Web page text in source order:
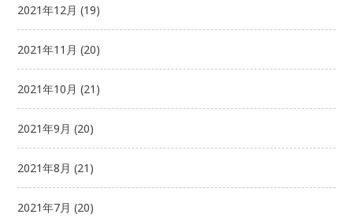
2021年12月 (19)
2021年11月 (20)
2021年10月 (21)
2021年9月 (20)
2021年8月 (21)
2021年7月 (20)